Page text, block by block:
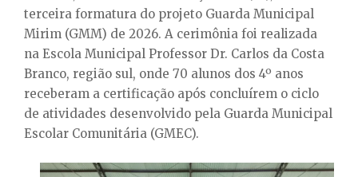
terceira formatura do projeto Guarda Municipal
Mirim (GMM) de 2026. A cerimônia foi realizada
na Escola Municipal Professor Dr. Carlos da Costa
Branco, região sul, onde 70 alunos dos 4º anos
receberam a certificação após concluírem o ciclo
de atividades desenvolvido pela Guarda Municipal
Escolar Comunitária (GMEC).